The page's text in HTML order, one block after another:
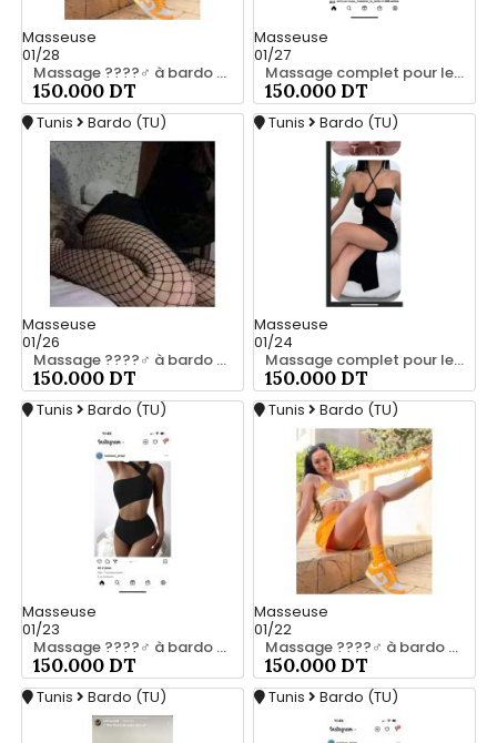
Masseuse
01/28
Massage ????‍♂️ à bardo srd 20466285
150.000 DT
Masseuse
01/27
Massage complet pour les hommes srd à bardo 55066248
150.000 DT
Tunis Bardo (TU)
Masseuse
01/26
Massage ????‍♂️ à bardo srd chez moi 20466285
150.000 DT
Tunis Bardo (TU)
Masseuse
01/24
Massage complet pour les hommes srd a bardo 55066248
150.000 DT
Tunis Bardo (TU)
Masseuse
01/23
Massage ????‍♂️ à bardo srd 55066248
150.000 DT
Tunis Bardo (TU)
Masseuse
01/22
Massage ????‍♂️ à bardo srd 20466285
150.000 DT
Tunis Bardo (TU) Tunis Bardo (TU)